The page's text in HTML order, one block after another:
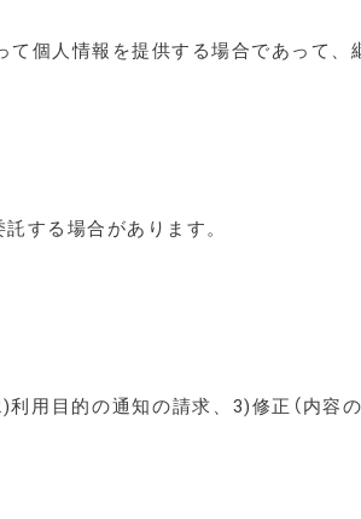
個人情報を提供する場合であって
する場合があります。
用目的の通知の請求、3)修正（内容